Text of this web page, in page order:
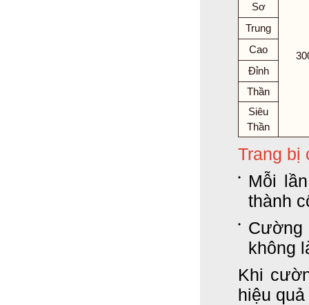
Sơ
Trung
Cao
Đỉnh
Thần
Siêu
Thần
Trang bị
Mỗi
thành
không
Khi
hiệu